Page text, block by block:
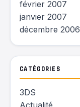
février 2007
janvier 2007
décembre 2006
CATÉGORIES
3DS
Actualité